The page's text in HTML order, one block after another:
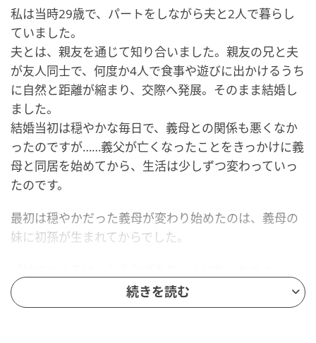
私は当時29歳で、パートをしながら夫と2人で暮らし
ていました。
夫とは、親友を通じて知り合いました。親友の兄と夫
が友人同士で、何度か4人で食事や遊びに出かけるうち
に自然と距離が縮まり、交際へ発展。そのまま結婚し
ました。
結婚当初は穏やかな毎日で、義母との関係も悪くなか
ったのですが……義父が亡くなったことをきっかけに義
母と同居を始めてから、生活は少しずつ変わっていっ
たのです。
最初は穏やかだった義母が変わり始めたのは、義母の
妹に初孫が生まれてからでした。
そう言っては、ため息をつくようになっていったので
続きを読む